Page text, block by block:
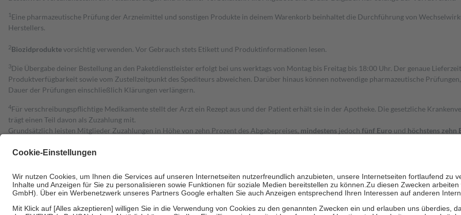
1 Eine pharmazeutische Prüfung der Arzneimittel und sonstigen Produkte in deinem Warenkorb beinhaltet die Durchführung von
Herstellers.
2Biozidproduktevorsichtig verwenden. Vor Gebrauch stets Etikett und Produktinformationen lesen.
3Die Übergabe deiner Bestellung an den Paketdienstleister erfolgt bei uns werktags von Montag bis Freitag bis 18:00 Uhr. Der genaue
Produktverfügbarkeit sowie vom Zustellzeitpunkt des Spediteurs abweichen. Darüber hinaus können notwendige pharmazeutische
Dauer der Prüfungen einschließlich Klärungen verlängern.
4Für verschreibungspflichtige Medikamente stellt der Arzt ein Rezept aus und der Patient erhält sie in der Apotheke. Die gesetzliche
trägt einen Teil davon als Zuzahlung mit.
Grundsätzlich leisten Mitglieder Zuzahlungen in Höhe von zehn Prozent des Abgabepreises, mindestens jedoch fünf Euro und höchstens zehn
Diese Regeln gelten grundsätzlich auch für Online-Apotheken.
Um das Engagement der Versicherten für ihre eigene Gesundheit zu stärken und die besondere Stellung der Familie zu unterstützen, fallen
• Kindern und Jugendlichen bis zum vollendeten 18. Lebensjahr mit Ausnahme der Fahrkosten
• Untersuchungen zur Vorsorge und Früherkennung, die von der GKV getragen werden
• empfohlenen Schutzimpfungen